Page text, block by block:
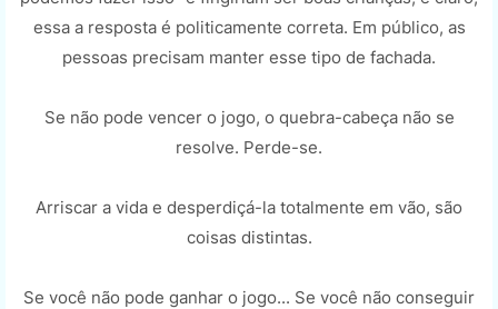
essa a resposta é politicamente correta. Em público, as
pessoas precisam manter esse tipo de fachada.
Se não pode vencer o jogo, o quebra-cabeça não se
resolve. Perde-se.
Arriscar a vida e desperdiçá-la totalmente em vão, são
coisas distintas.
Se você não pode ganhar o jogo... Se você não conseguir